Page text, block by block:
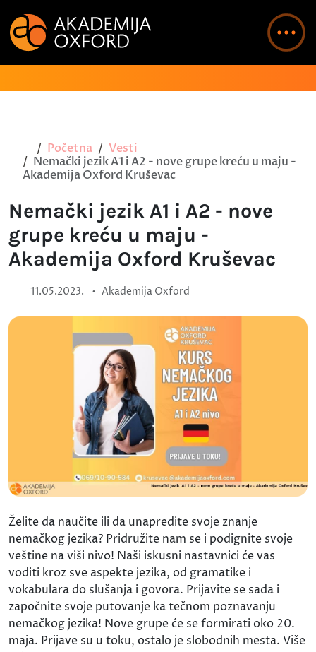
Početna
Vesti
Nemački jezik A1 i A2 - nove grupe kreću u maju -
Akademija Oxford Kruševac
Nemački jezik A1 i A2 - nove
grupe kreću u maju -
Akademija Oxford Kruševac
11.05.2023. • Akademija Oxford
Želite da naučite ili da unapredite svoje znanje
nemačkog jezika? Pridružite nam se i podignite svoje
veštine na viši nivo! Naši iskusni nastavnici će vas
voditi kroz sve aspekte jezika, od gramatike i
vokabulara do slušanja i govora. Prijavite se sada i
započnite svoje putovanje ka tečnom poznavanju
nemačkog jezika! Nove grupe će se formirati oko 20.
maja. Prijave su u toku, ostalo je slobodnih mesta. Više